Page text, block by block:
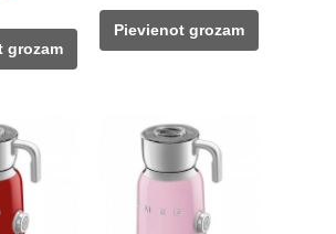
175,00 €.
grozam
was:
212,00 €.
175,00 €.
Pievienot grozam